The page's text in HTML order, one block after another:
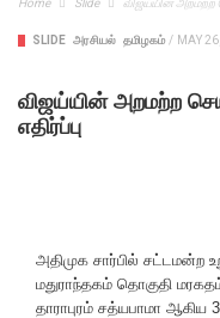
SLIDE அரசியல் தமிழகம் / MAY
விஜய்யின் அறமற்ற
எதிர்ப்பு
அதிமுக சார்பில் சட்டமன்ற
மதுராந்தகம் தொகுதி
தாராபுரம் சத்யபாமா ஆகிய